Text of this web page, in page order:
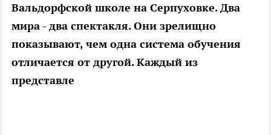
Вальдорфской школе на Серпуховке. Два
мира - два спектакля. Они зрелищно
показывают, чем одна система обучения
отличается от другой. Каждый из
представле